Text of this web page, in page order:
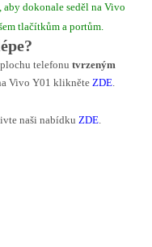
dokonale seděl na Vivo
tlačítkům a portům.
telefonu tvrzeným
Vivo Y01 klikněteZDE.
naši nabídku ZDE.